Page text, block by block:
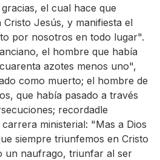
el cual hace que
Jesús, y manifiesta el
por nosotros en todo lugar".
el hombre que había
azotes menos uno",
como muerto; el hombre de
que había pasado a través
recordadle
ministerial: "Mas a Dios
siempre triunfemos en Cristo
un naufrago, triunfar al ser